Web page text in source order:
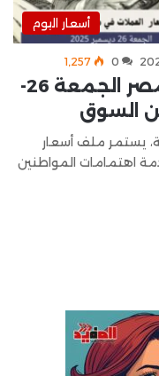
أسعار اليوم
0 1٬257
أسعار العملات اليوم في مصر الجمعة 26-
يستمر ملف أسعار
اهتمامات المواطنين